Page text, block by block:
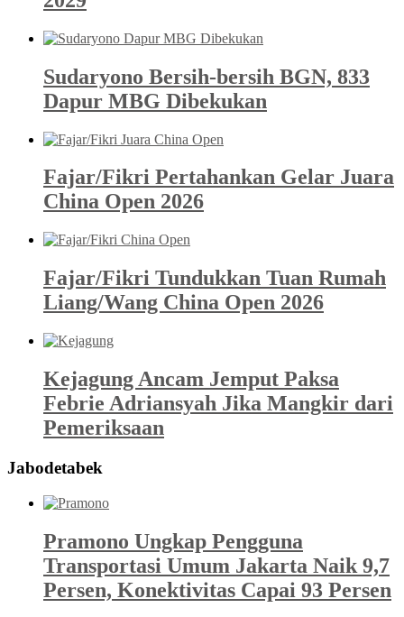
Sudaryono Bersih-bersih BGN, 833
Dapur MBG Dibekukan
Fajar/Fikri Pertahankan Gelar Juara
China Open 2026
Fajar/Fikri Tundukkan Tuan Rumah
Liang/Wang China Open 2026
Kejagung Ancam Jemput Paksa
Febrie Adriansyah Jika Mangkir dari
Pemeriksaan
Jabodetabek
Pramono Ungkap Pengguna
Transportasi Umum Jakarta Naik 9,7
Persen, Konektivitas Capai 93 Persen